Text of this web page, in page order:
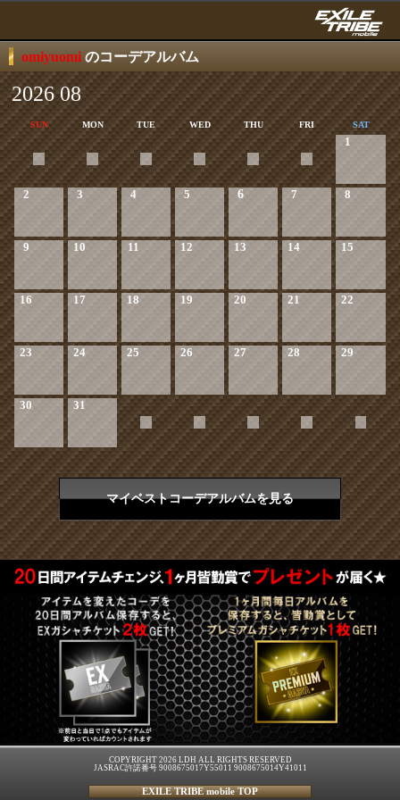
omiyuomi のコーデアルバム
2026 08
SUN MON TUE WED THU FRI SAT
1
2 3 4 5 6 7 8
9 10 11 12 13 14 15
16 17 18 19 20 21 22
23 24 25 26 27 28 29
30 31
マイベストコーデアルバムを見る
COPYRIGHT 2026 LDH ALL RIGHTS RESERVED
JASRAC許諾番号 9008675017Y55011 9008675014Y41011
EXILE TRIBE mobile TOP